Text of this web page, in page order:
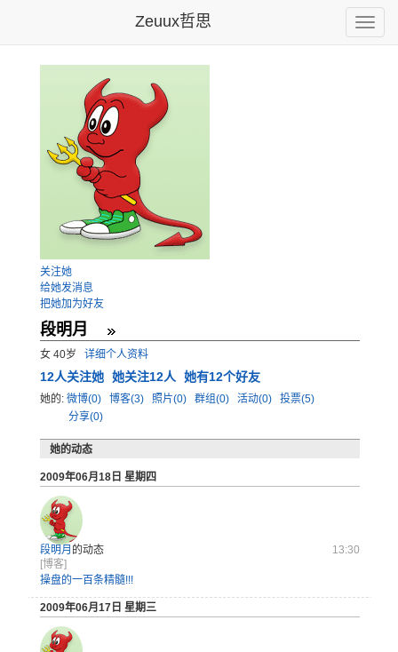
Toggle
Zeuux哲思
关注她
给她发消息
把她加为好友
段明月
女 40岁 详细个人资料
12人关注她 她关注12人 她有12个好友
她的: 微博(0) 博客(3) 照片(0) 群组(0) 活动(0)
投票(5)
分享(0)
她的动态
2009年06月18日 星期四
段明月 的动态
13:30
[博客]
操盘的一百条精髓!!!
2009年06月17日 星期三